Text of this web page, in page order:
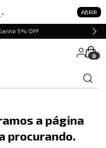
* ABRIR
5% OFF
0
a página
procurando.